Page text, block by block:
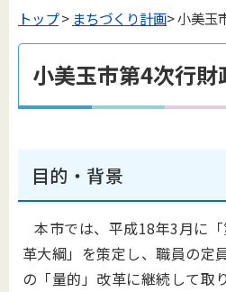
トップ> まちづくり計画> 小美玉
小美玉市第4次行
目的・背景
本市では、平成18年3月に
革大綱」を策定し、職員の定
の「量的」改革に継続して取